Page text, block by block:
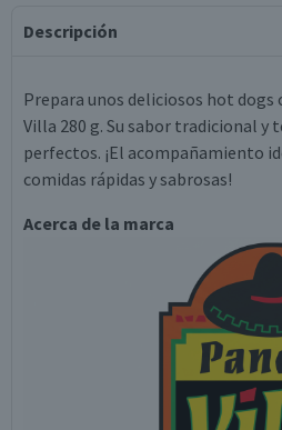
Descripción
Prepara unos deliciosos hot dogs
Villa 280 g. Su sabor tradicional y
perfectos. ¡El acompañamiento
comidas rápidas y sabrosas!
Acerca de la marca